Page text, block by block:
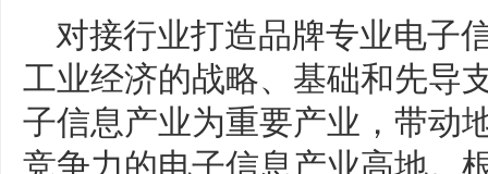
对接行业打造品牌专业电子
工业经济的战略、基础和先导
子信息产业为重要产业，带动
竞争力的电子信息产业高地。